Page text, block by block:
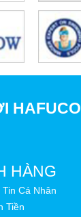
HAFUCO
HÀNG
Cá Nhân
Tiền